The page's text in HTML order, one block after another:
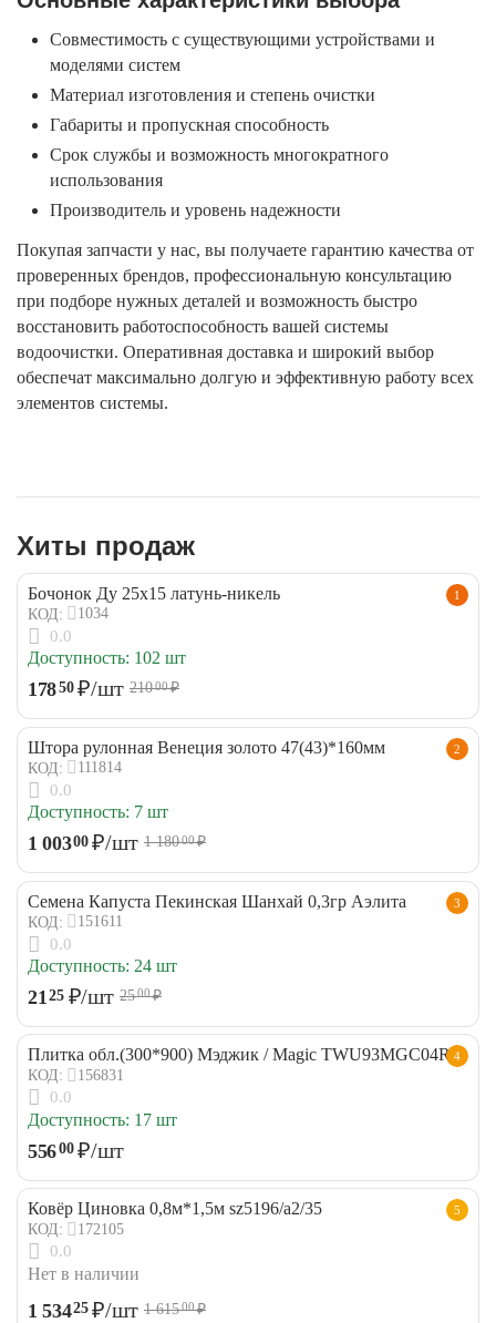
Совместимость с существующими устройствами и
моделями систем
Материал изготовления и степень очистки
Габариты и пропускная способность
Срок службы и возможность многократного
использования
Производитель и уровень надежности
Покупая запчасти у нас, вы получаете гарантию качества от
проверенных брендов, профессиональную консультацию
при подборе нужных деталей и возможность быстро
восстановить работоспособность вашей системы
водоочистки. Оперативная доставка и широкий выбор
обеспечат максимально долгую и эффективную работу всех
элементов системы.
Хиты продаж
1
Бочонок Ду 25х15 латунь-никель
КОД: 1034
0.0
Доступность: 102 шт
17850 ₽/шт 21000₽
2
Штора рулонная Венеция золото 47(43)*160мм
КОД: 111814
0.0
Доступность: 7 шт
1 00300 ₽/шт 1 18000₽
3
Семена Капуста Пекинская Шанхай 0,3гр Аэлита
КОД: 151611
0.0
Доступность: 24 шт
21 25 ₽/шт 2500₽
4
Плитка обл.(300*900) Мэджик / Magic TWU93MGC04R
КОД: 156831
0.0
Доступность: 17 шт
55600 ₽/шт
5
Ковёр Циновка 0,8м*1,5м sz5196/a2/35
КОД: 172105
0.0
Нет в наличии
1 53425 ₽/шт 1 61500 ₽